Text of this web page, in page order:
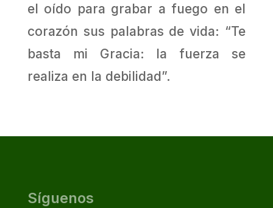
el oído para grabar a fuego en el
corazón sus palabras de vida: “Te
basta mi Gracia: la fuerza se
realiza en la debilidad”.
Síguenos